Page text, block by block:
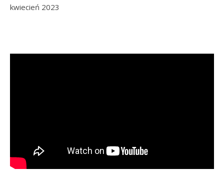
kwiecień 2023